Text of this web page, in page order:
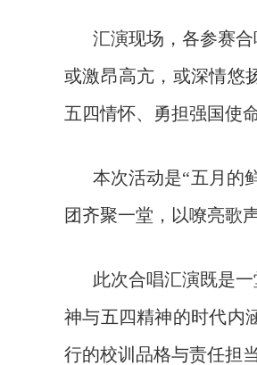
汇演现场，各参赛
或激昂高亢，或深情悠
五四情怀、勇担强国使
本次活动是“五月的
团齐聚一堂，以嘹亮歌
此次合唱汇演既是
神与五四精神的时代内
行的校训品格与责任担当